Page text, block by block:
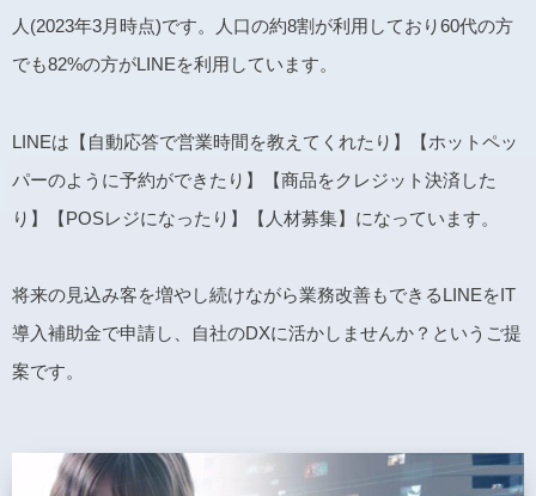
人(2023年3月時点)です。人口の約8割が利用しており60代の方
でも82%の方がLINEを利用しています。
LINEは【自動応答で営業時間を教えてくれたり】【ホットペッ
パーのように予約ができたり】【商品をクレジット決済した
り】【POSレジになったり】【人材募集】になっています。
将来の見込み客を増やし続けながら業務改善もできるLINEをIT
導入補助金で申請し、自社のDXに活かしませんか？というご提
案です。